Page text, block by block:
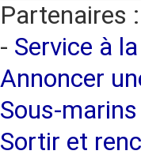
Partenaires :
- Service à
Annoncer
Sous-marins
Sortir et